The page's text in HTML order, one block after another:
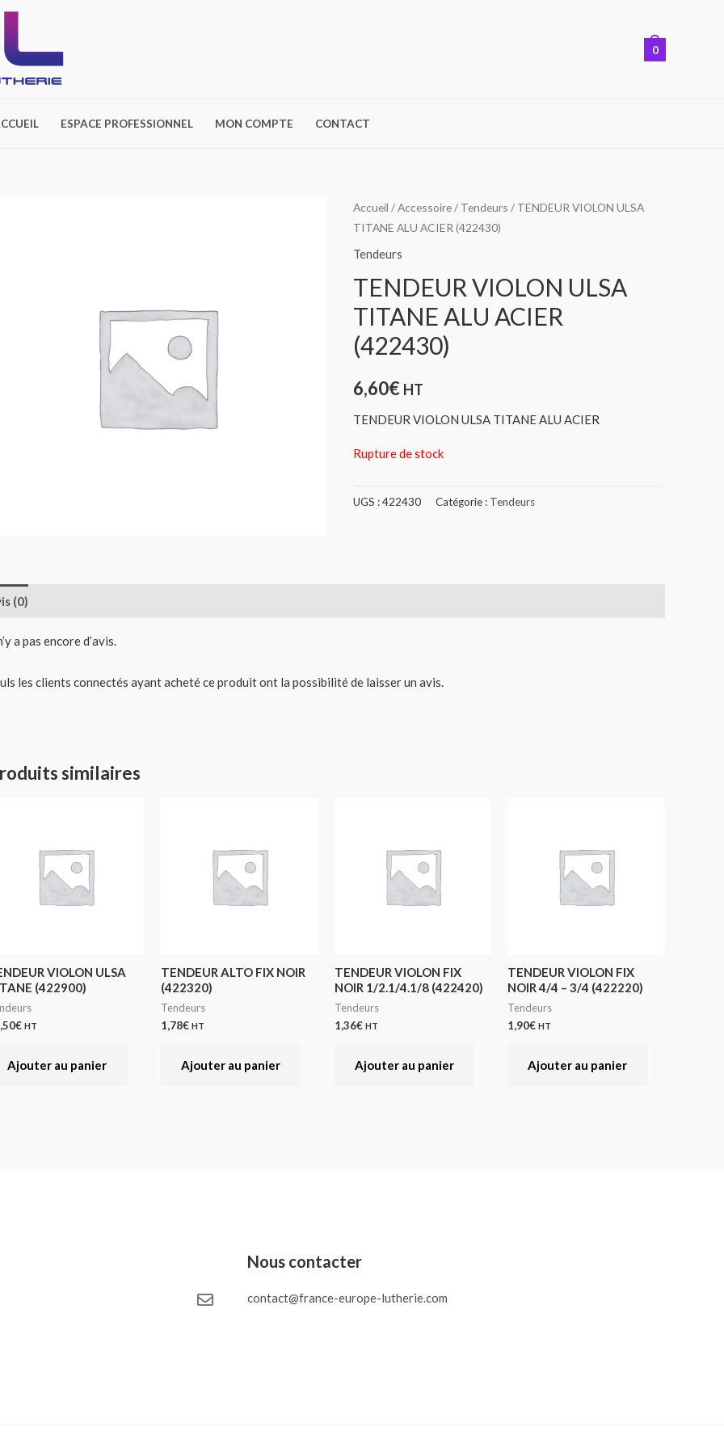
0
ESPACE PROFESSIONNEL MON COMPTE CONTACT
Accueil /Accessoire/ Tendeurs / TENDEUR VIOLON ULSA
TITANE ALU ACIER (422430)
Tendeurs
TENDEUR VIOLON ULSA
TITANE ALU ACIER
(422430)
6,60€ HT
TENDEUR VIOLON ULSA TITANE ALU ACIER
Rupture de stock
UGS :422430 Catégorie : Tendeurs
(0)
a pas encore d’avis.
les clients connectés ayant acheté ce produit ont la possibilité de laisser un avis.
similaires
VIOLON ULSA
(422900)
€ HT
Ajouter au panier
TENDEUR ALTO FIX NOIR
(422320)
Tendeurs
1,78€ HT
Ajouter au panier
TENDEUR VIOLON FIX
NOIR 1/2.1/4.1/8 (422420)
Tendeurs
1,36€ HT
Ajouter au panier
TENDEUR VIOLON FIX
NOIR 4/4 – 3/4 (422220)
Tendeurs
1,90€ HT
Ajouter au panier
Nous contacter
contact@france-europe-lutherie.com